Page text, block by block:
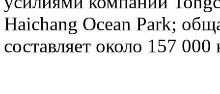
Haichang Ocean Park;
составляет около 157